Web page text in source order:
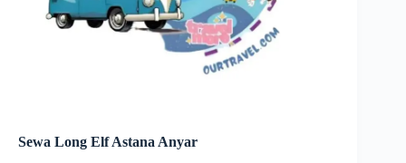
Sewa Long Elf Astana Anyar